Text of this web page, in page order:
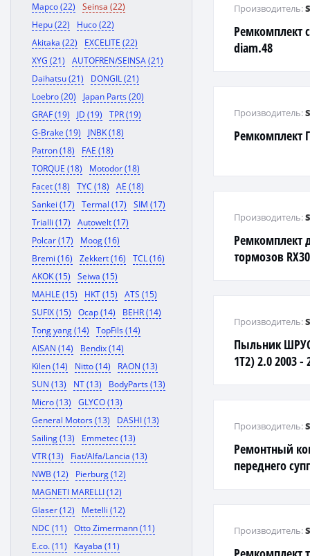
Mapco (22)
Seinsa (22)
Hepu (22)
Huco (22)
Akitaka (22)
EXCELITE (22)
XYG (21)
AUTOFREN/SEINSA (21)
Daihatsu (21)
DONGIL (21)
Loebro (20)
Japan Parts (20)
GRAF (19)
JD (19)
TPR (19)
G-Brake (19)
JNBK (18)
Patron (18)
FAE (18)
TORQUE (18)
Motodor (18)
Facet (18)
TYC (18)
AE (18)
Sankei (17)
Termal (17)
SIM (17)
Trialli (17)
Autowelt (17)
Polcar (17)
Moog (16)
Bremi (16)
Zekkert (16)
TCL (16)
AKOK (15)
Seiwa (15)
MAHLE (15)
HKT (15)
ATS (15)
SUFIX (15)
Ocap (14)
BEHR (14)
Tong yang (14)
TopFils (14)
AISAN (14)
Bendix (14)
Kilen (14)
Nitto (14)
RAON (13)
SUN (13)
NT (13)
BodyParts (13)
Micro (13)
GLYCO (13)
General Motors (13)
DASHI (13)
Sailing (13)
Emmetec (13)
VTR (13)
Fiat/Alfa/Lancia (13)
NWB (12)
Pierburg (12)
MAGNETI MARELLI (12)
Glaser (12)
Metelli (12)
NDC (11)
Otto Zimermann (11)
E.co. (11)
Kayaba (11)
Ремкомплект
diam.48
Производитель:
Ремкомплект
Производитель:
Ремкомплект
тормозов
Производитель:
Пыльник
1T2) 2.0 2003 -
Производитель:
Ремонтный
переднего
Производитель:
Производитель: